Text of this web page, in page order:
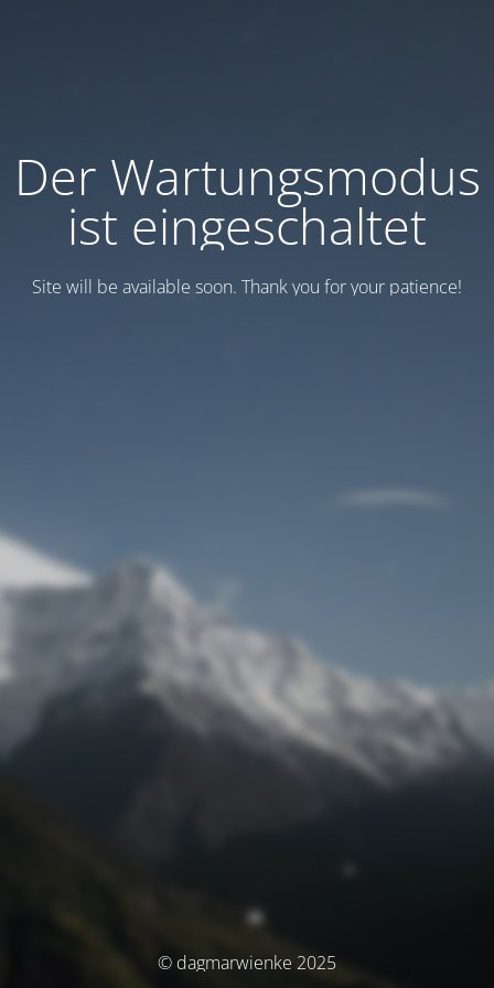
Der Wartungsmodus
ist eingeschaltet
Site will be available soon. Thank you for your patience!
© dagmarwienke 2025